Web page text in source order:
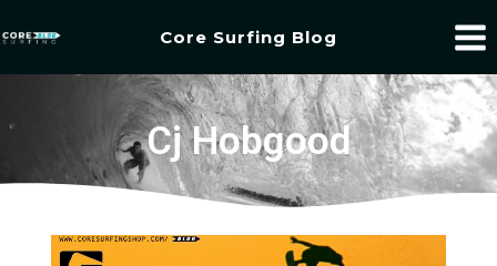
Core Surfing Blog
Cj Hobgood